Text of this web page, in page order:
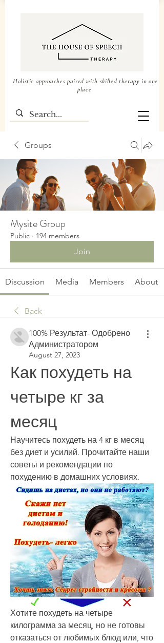
Holistic approaches paired with skilled therapy in one
place
Groups
Mysite Group
Public · 194 members
Join
Discussion Media Members About
Back
100% Результат- Одобрено
Администратором
August 27, 2023
Как похудеть на
четыре кг за
месяц
Научитесь похудеть на 4 кг в месяц
без диет и усилий. Прочитайте наши
советы и рекомендации по
похудению в домашних условиях.
Хотите похудеть на четыре
килограмма за месяц, но не готовы
отказаться от любимых блюд или, что